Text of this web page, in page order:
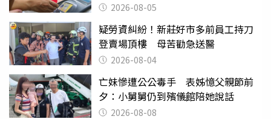
2026-08-05
疑勞資糾紛！新莊好市多前員工持刀
登賣場頂樓 母苦勸急送醫
2026-08-04
亡妹慘遭公公毒手 表姊憶父親節前
夕：小舅舅仍到殯儀館陪她說話
2026-08-08